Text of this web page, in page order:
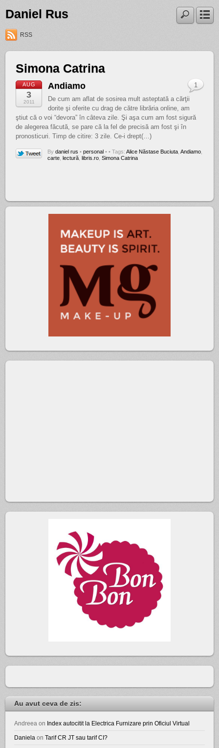
Daniel Rus
RSS
Simona Catrina
AUG
3
2011
Andiamo
De cum am aflat de sosirea mult asteptată a cărţii
dorite şi oferite cu drag de către librăria online, am
ştiut că o voi “devora” în câteva zile. Şi aşa cum am fost sigură
de alegerea făcută, se pare că la fel de precisă am fost şi în
pronosticuri. Timp de citire: 3 zile. Ce-i drept(…)
Bydaniel rus • personal •
1
• Tags:Alice Năstase Buciuta ,Andiamo
carte ,lectură ,libris.ro ,Simona Catrina
Au avut ceva de zis:
Andreea on Index autocitit la Electrica Furnizare prin Oficiul Virtual
Daniela onTarif CR JT sau tarif CI?